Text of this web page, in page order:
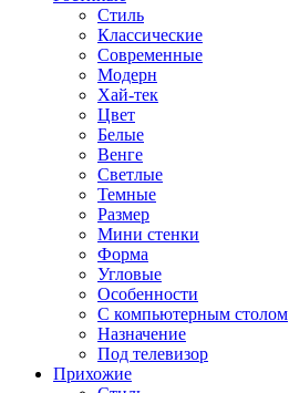
Стиль
Классические
Современные
Модерн
Хай-тек
Цвет
Белые
Венге
Светлые
Темные
Размер
Мини стенки
Форма
Угловые
Особенности
С компьютерным столом
Назначение
Под телевизор
Прихожие